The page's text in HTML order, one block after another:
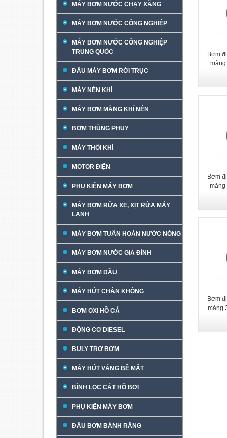
MÁY BƠM NƯỚC CHẠY XĂNG
MÁY BƠM NƯỚC CÔNG NGHIỆP
MÁY BƠM NƯỚC CÔNG NGHIỆP
TRUNG QUỐC
ĐẦU MÁY BƠM RỜI TRỤC
MÁY NÉN KHÍ
MÁY BƠM MÀNG KHÍ NÉN
BƠM THÙNG PHUY
MÁY THỔI KHÍ
MOTOR ĐIỆN
PHỤ KIỆN MÁY BƠM
MÁY BƠM RỬA XE, XỊT RỬA MÁY
LẠNH
MÁY BƠM TUẦN HOÀN NƯỚC NÓNG
MÁY BƠM NƯỚC GIA ĐÌNH
MÁY BƠM DẦU
MÁY HÚT CHÂN KHÔNG
BƠM OXI HỒ CÁ
ĐỘNG CƠ DIESEL
BULY TRỢ BƠM
MÁY HÚT VÁNG BỀ MẶT
BÌNH LỌC CÁT HỒ BƠI
PHỤ KIỆN MÁY BƠM
ĐẦU BƠM BÁNH RĂNG
Bơm
Bơm
màng
Bơm
màng